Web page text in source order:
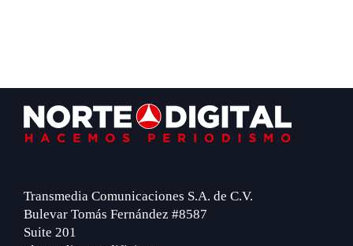
Footer
Transmedia Comunicaciones S.A. de C.V.
Bulevar Tomás Fernández #8587
Suite 201